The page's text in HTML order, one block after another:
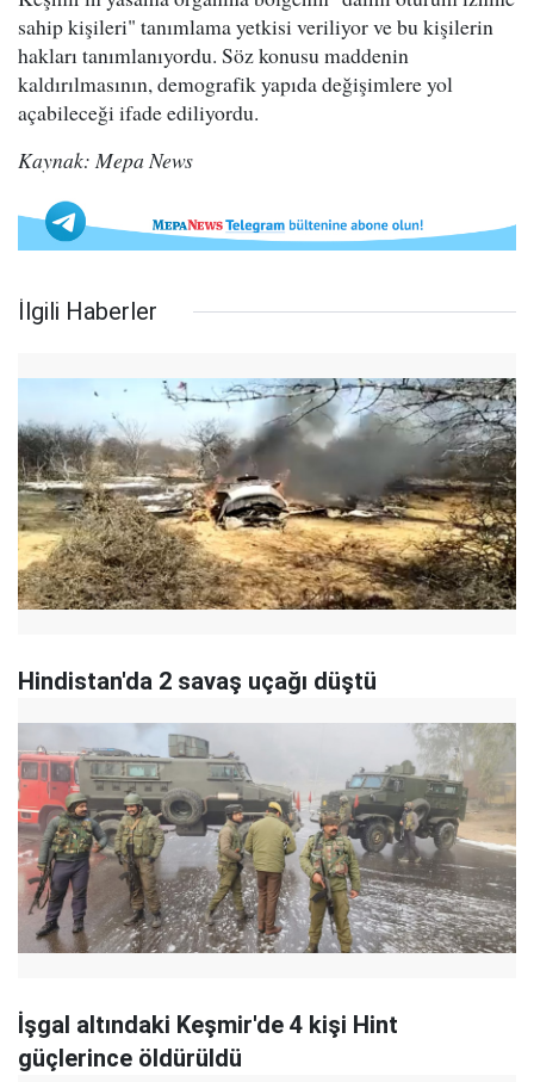
sahip kişileri" tanımlama yetkisi veriliyor ve bu kişilerin
hakları tanımlanıyordu. Söz konusu maddenin
kaldırılmasının, demografik yapıda değişimlere yol
açabileceği ifade ediliyordu.
Kaynak: Mepa News
İlgili Haberler
Hindistan'da 2 savaş uçağı düştü
İşgal altındaki Keşmir'de 4 kişi Hint
güçlerince öldürüldü